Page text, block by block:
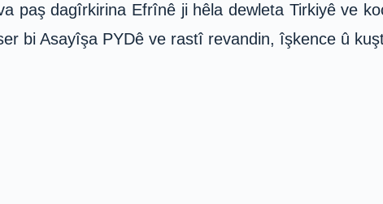
paş dagîrkirina Efrînê ji hêla dewleta Tirkiyê ve
bi Asayîşa PYDê ve rastî revandin, îşkence û